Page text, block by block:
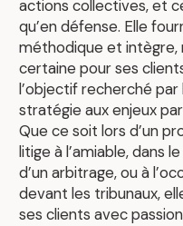
actions collectives, et
qu’en défense. Elle
méthodique et
certaine pour ses
l’objectif recherché
stratégie aux enjeux
Que ce soit lors d’un
litige à l’amiable, dans
d’un arbitrage, ou à
devant les tribunaux,
ses clients avec